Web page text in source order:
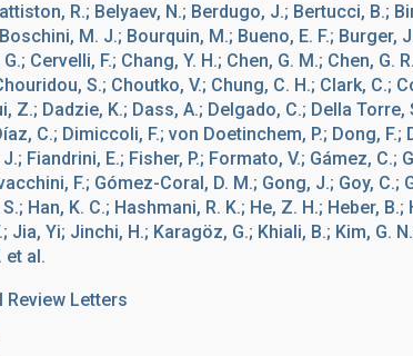
R.; Belyaev, N.; Berdugo, J.; Bertucci, B.;
M. J.; Bourquin, M.; Bueno, E. F.; Burger,
Cervelli, F.; Chang, Y. H.; Chen, G. M.; Chen, G.
S.; Choutko, V.; Chung, C. H.; Clark, C.;
Z.; Dadzie, K.; Dass, A.; Delgado, C.; Della Torre,
C.; Dimiccoli, F.; von Doetinchem, P.; Dong, F.;
Fiandrini, E.; Fisher, P.; Formato, V.; Gámez, C.;
F.; Gómez-Coral, D. M.; Gong, J.; Goy, C.;
Han, K. C.; Hashmani, R. K.; He, Z. H.; Heber, B.;
Jia, Yi; Jinchi, H.; Karagöz, G.; Khiali, B.; Kim, G.
et al.
Review Letters